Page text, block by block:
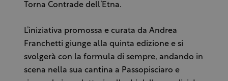
Torna Contrade dell’Etna.
L’iniziativa promossa e curata da Andrea
Franchetti giunge alla quinta edizione e si
svolgerà con la formula di sempre, andando in
scena nella sua cantina a Passopisciaro e